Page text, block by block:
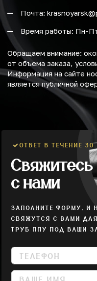
Почта:
Время работы: Пн-
Обращаем внимание:
от объема заказа,
Информация на сайте
является публичной
ОТВЕТ В ТЕЧЕНИЕ
Свяжитесь
с нами
ЗАПОЛНИТЕ ФОРМУ, И
СВЯЖУТСЯ С ВАМИ
ТРУБ ППУ ПОД ВАШИ